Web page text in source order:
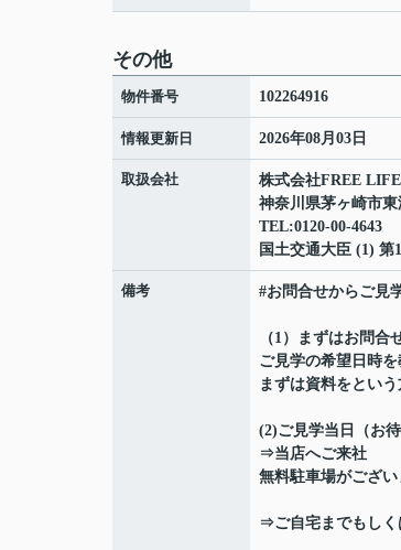
その他
物件番号 102264916
情報更新日 2026年08月03日
取扱会社
株式会社FREE
神奈川県茅ヶ崎市
TEL:0120-00-4643
国土交通大臣 (1) 第
備考 #お問合せからご見
（1）まずはお問合
ご見学の希望日時
まずは資料をとい
(2)ご見学当日（お待
⇒当店へご来社
無料駐車場がござい
⇒ご自宅までもしく